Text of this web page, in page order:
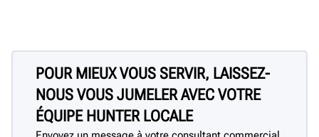
POUR MIEUX VOUS SERVIR, LAISSEZ-
NOUS VOUS JUMELER AVEC VOTRE
ÉQUIPE HUNTER LOCALE